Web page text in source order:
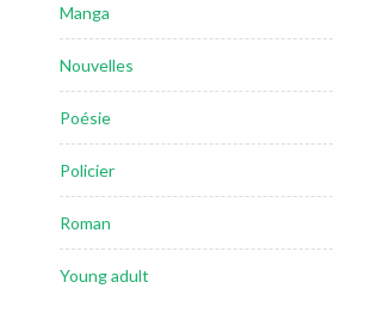
Manga
Nouvelles
Poésie
Policier
Roman
Young adult